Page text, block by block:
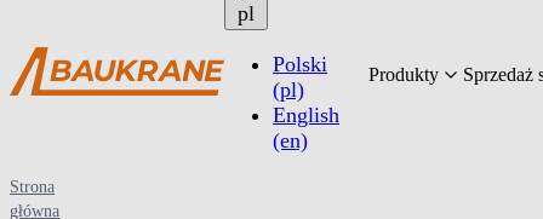
pl
Polski
(pl)
English
(en)
Produkty Sprzedaż
Strona
główna